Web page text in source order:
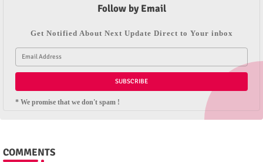
Follow by Email
Get Notified About Next Update Direct to Your inbox
* We promise that we don't spam !
COMMENTS